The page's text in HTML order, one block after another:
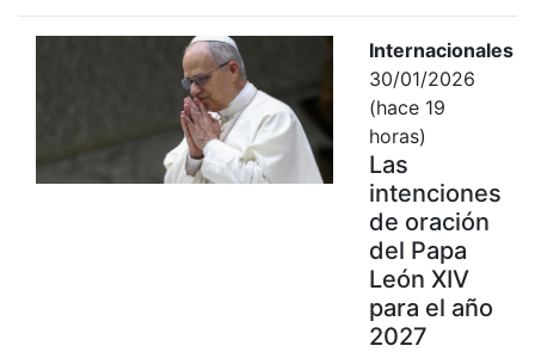
Internacionales
30/01/2026
(hace 19
horas)
Las
intenciones
de oración
del Papa
León XIV
para el año
2027